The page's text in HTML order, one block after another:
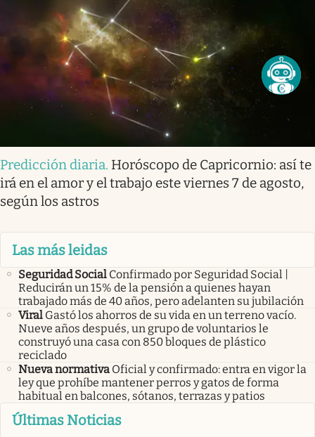
Predicción diaria. Horóscopo de Capricornio: así te
irá en el amor y el trabajo este viernes 7 de agosto,
según los astros
Las más leidas
Seguridad Social Confirmado por Seguridad Social |
Reducirán un 15% de la pensión a quienes hayan
trabajado más de 40 años, pero adelanten su jubilación
Viral Gastó los ahorros de su vida en un terreno vacío.
Nueve años después, un grupo de voluntarios le
construyó una casa con 850 bloques de plástico
reciclado
Nueva normativa Oficial y confirmado: entra en vigor la
ley que prohíbe mantener perros y gatos de forma
habitual en balcones, sótanos, terrazas y patios
Últimas Noticias